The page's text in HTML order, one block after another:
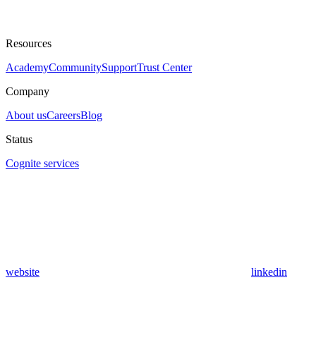
Resources
AcademyCommunitySupportTrust Center
Company
About usCareersBlog
Status
Cognite services
website linkedin